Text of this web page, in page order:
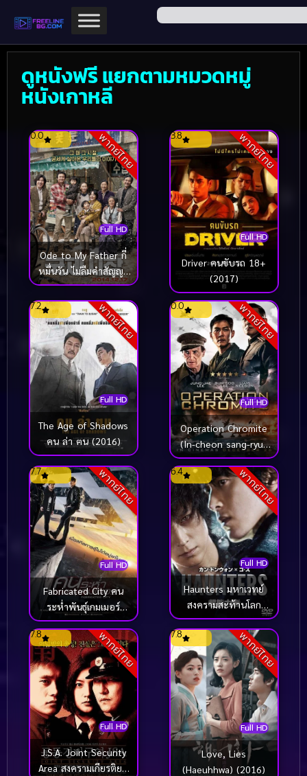
ดูหนังฟรี แยกตามหมวดหมู่
หนังเกาหลี
พากย์ไทย
Full HD
0.0
Ode to My Father กี่
หมื่นวัน ไม่ลืมคำสัญญา
พ่อ (2014)
พากย์ไทย
Full HD
3.8
Driver คนขับรถ 18+
(2017)
พากย์ไทย
Full HD
7.2
The Age of Shadows
คน ล่า ฅน (2016)
พากย์ไทย
Full HD
0.0
Operation Chromite
(In-cheon sang-ryuk
jak-jeon) ยึด (2016)
พากย์ไทย
Full HD
7.7
Fabricated City คน
ระห่ำพันธุ์เกมเมอร์
(2017)
พากย์ไทย
Full HD
6.4
Haunters มหาเวทย์
สงครามสะท้านโลก
(2010)
พากย์ไทย
Full HD
7.8
J.S.A. Joint Security
Area สงครามเกียรติยศ
พากย์ไทย
Full HD
7.8
Love, Lies
(Haeuhhwa) (2016)